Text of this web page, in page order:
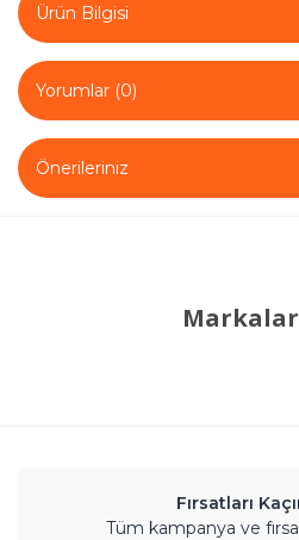
Ürün Bilgisi
Yorumlar (0)
Önerileriniz
Fırsatları
Tüm kampanya ve